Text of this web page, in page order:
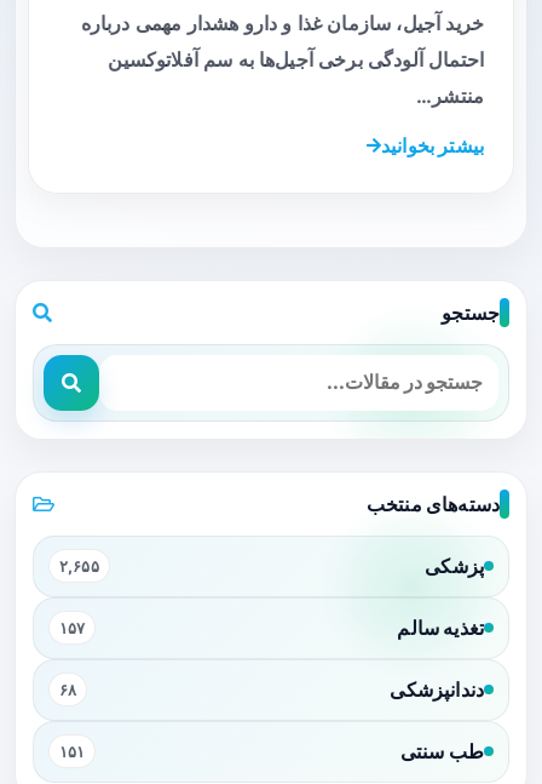
خرید آجیل، سازمان غذا و دارو هشدار مهمی درباره
احتمال آلودگی برخی آجیل‌ها به سم آفلاتوکسین
منتشر…
بیشتر بخوانید
جستجو
دسته‌های منتخب
پزشکی ۲,۶۵۵
تغذیه سالم ۱۵۷
دندانپزشکی ۶۸
طب سنتی ۱۵۱